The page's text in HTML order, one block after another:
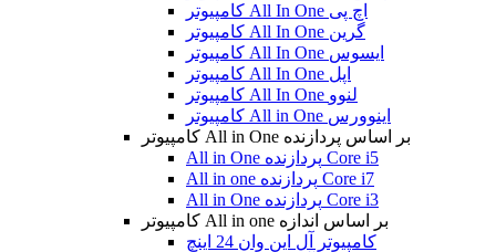
کامپیوتر All In One اچ پی
کامپیوتر All In One گرین
کامپیوتر All In One ایسوس
کامپیوتر All In One اپل
کامپیوتر All In One لنوو
کامپیوتر All in One اینوورس
کامپیوتر All in One بر اساس پردازنده
All in One پردازنده Core i5
All in one پردازنده Core i7
All in One پردازنده Core i3
کامپیوتر All in one بر اساس اندازه
کامپیوتر آل این وان 24 اینچ